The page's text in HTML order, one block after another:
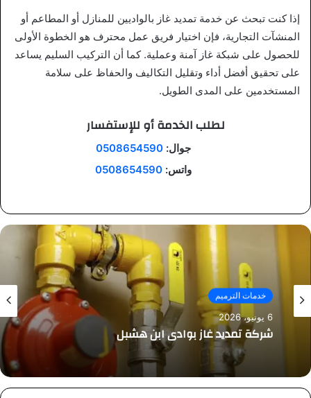
إذا كنت تبحث عن خدمة تمديد غاز بالواديين للمنازل أو المطاعم أو
المنشآت التجارية، فإن اختيار فريق عمل محترف هو الخطوة الأولى
للحصول على شبكة غاز آمنة وعملية. كما أن التركيب السليم يساعد
على تحقيق أفضل أداء وتقليل التكاليف والحفاظ على سلامة
المستخدمين على المدى الطويل.
لطلب الخدمة أو للإستفسار
جوال: 0508654590
واتس: 0508654590
خدمات الترميم
6 يونيو، 2026
شركة تمديد غاز بوادي ابن هشبل